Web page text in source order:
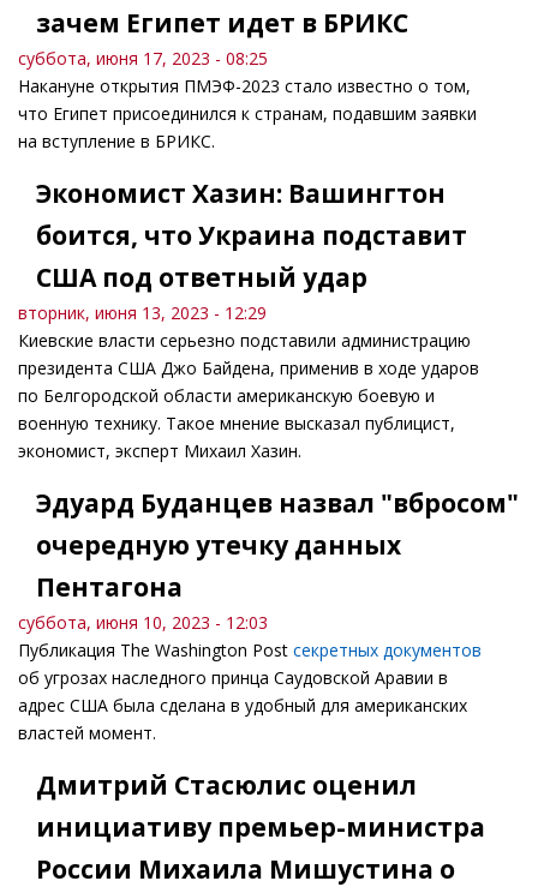
зачем Египет идет в БРИКС
суббота, июня 17, 2023 - 08:25
Накануне открытия ПМЭФ-2023 стало известно о том,
что Египет присоединился к странам, подавшим заявки
на вступление в БРИКС.
Экономист Хазин: Вашингтон
боится, что Украина подставит
США под ответный удар
вторник, июня 13, 2023 - 12:29
Киевские власти серьезно подставили администрацию
президента США Джо Байдена, применив в ходе ударов
по Белгородской области американскую боевую и
военную технику. Такое мнение высказал публицист,
экономист, эксперт Михаил Хазин.
Эдуард Буданцев назвал "вбросом"
очередную утечку данных
Пентагона
суббота, июня 10, 2023 - 12:03
Публикация The Washington Post секретных документов
об угрозах наследного принца Саудовской Аравии в
адрес США была сделана в удобный для американских
властей момент.
Дмитрий Стасюлис оценил
инициативу премьер-министра
России Михаила Мишустина о